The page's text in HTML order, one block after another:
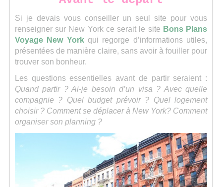
Si je devais vous conseiller un seul site pour vous
renseigner sur New York ce serait le site Bons Plans
Voyage New Yorkqui regorge d’informations utiles,
présentées de manière claire, sans avoir à fouiller pour
trouver son bonheur.
Les questions essentielles avant de partir seraient :
Quand partir ? Ai-je besoin d’un visa ? Avec quelle
compagnie ? Quel budget prévoir ? Quel logement
choisir ? Comment se déplacer à New York? Comment
organiser son planning ?